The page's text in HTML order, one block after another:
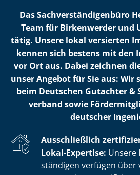
Das Sach­ver­stän­di­gen­bü­ro
Team für Birkenwerder und
tätig. Unsere lokal versierten
kennen sich bestens mit den
vor Ort aus. Dabei zeichnen
unser Angebot für Sie aus: Wir
beim Deutschen Gutachter &
ver­band sowie
deutscher
Ausschließlich
Lokal-Expertise:
stän­di­gen verfügen über